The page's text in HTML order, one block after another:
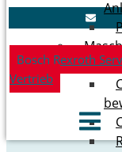
Bosch Rexroth
Vertrieb